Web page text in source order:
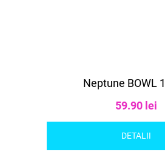
Neptune BOWL
59.90 lei
DETALII